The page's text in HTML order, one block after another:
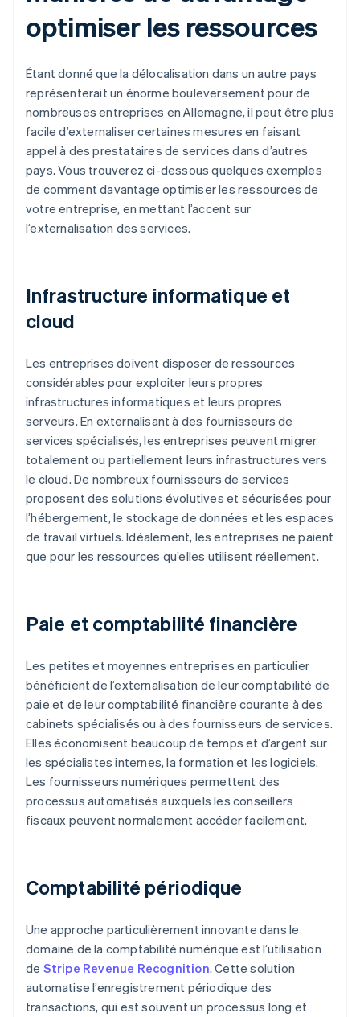
optimiser les ressources
Étant donné que la délocalisation dans un autre pays
représenterait un énorme bouleversement pour de
nombreuses entreprises en Allemagne, il peut être plus
facile d’externaliser certaines mesures en faisant
appel à des prestataires de services dans d’autres
pays. Vous trouverez ci-dessous quelques exemples
de comment davantage optimiser les ressources de
votre entreprise, en mettant l’accent sur
l’externalisation des services.
Infrastructure informatique et
cloud
Les entreprises doivent disposer de ressources
considérables pour exploiter leurs propres
infrastructures informatiques et leurs propres
serveurs. En externalisant à des fournisseurs de
services spécialisés, les entreprises peuvent migrer
totalement ou partiellement leurs infrastructures vers
le cloud. De nombreux fournisseurs de services
proposent des solutions évolutives et sécurisées pour
l’hébergement, le stockage de données et les espaces
de travail virtuels. Idéalement, les entreprises ne paient
que pour les ressources qu’elles utilisent réellement.
Paie et comptabilité financière
Les petites et moyennes entreprises en particulier
bénéficient de l’externalisation de leur comptabilité de
paie et de leur comptabilité financière courante à des
cabinets spécialisés ou à des fournisseurs de services.
Elles économisent beaucoup de temps et d’argent sur
les spécialistes internes, la formation et les logiciels.
Les fournisseurs numériques permettent des
processus automatisés auxquels les conseillers
fiscaux peuvent normalement accéder facilement.
Comptabilité périodique
Une approche particulièrement innovante dans le
domaine de la comptabilité numérique est l’utilisation
de Stripe Revenue Recognition. Cette solution
automatise l’enregistrement périodique des
transactions, qui est souvent un processus long et